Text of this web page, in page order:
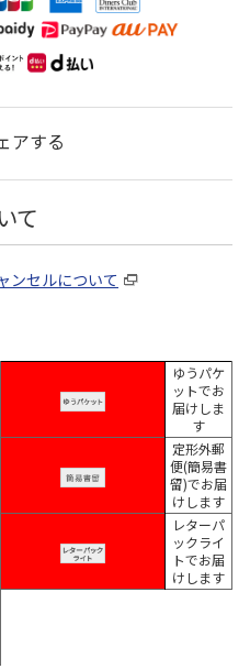
アする
て
ンセルについて
ゆうパケ
ットでお
届けしま
す
定形外郵
便(簡易書
留)でお届
けします
レターパ
ックライ
トでお届
けします